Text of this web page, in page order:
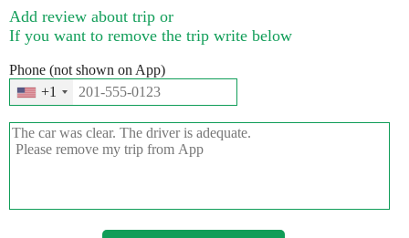
Add review about trip or
If you want to remove the trip write below
Phone (not shown on App)
+1